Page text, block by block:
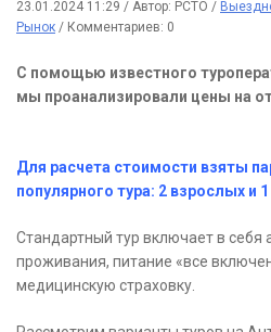
23.01.2024 11:29 / Автор: РСТО /
Рынок / Комментариев: 0
С помощью известного
мы проанализировали цены на
Для расчета стоимости взяты
популярного тура: 2 взрослых и
Стандартный тур включает в себя
проживания, питание «все
медицинскую страховку.